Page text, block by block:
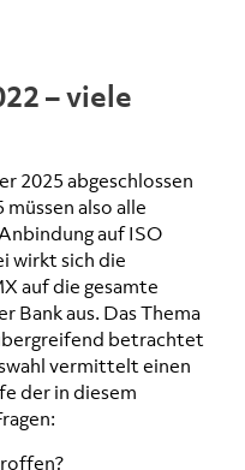
– viele
2025 abgeschlossen
also alle
auf ISO
wirkt sich die
auf die gesamte
Bank aus. Das Thema
betrachtet
vermittelt einen
der in diesem